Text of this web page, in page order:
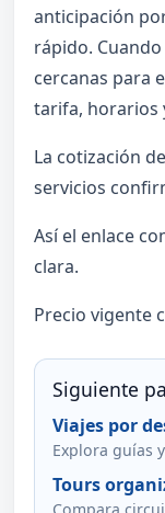
anticipación
rápido.
cercanas para
tarifa, horarios
La cotización
servicios
Así el enlace
clara.
Precio vigente
Siguiente
Viajes por
Explora guías
Tours